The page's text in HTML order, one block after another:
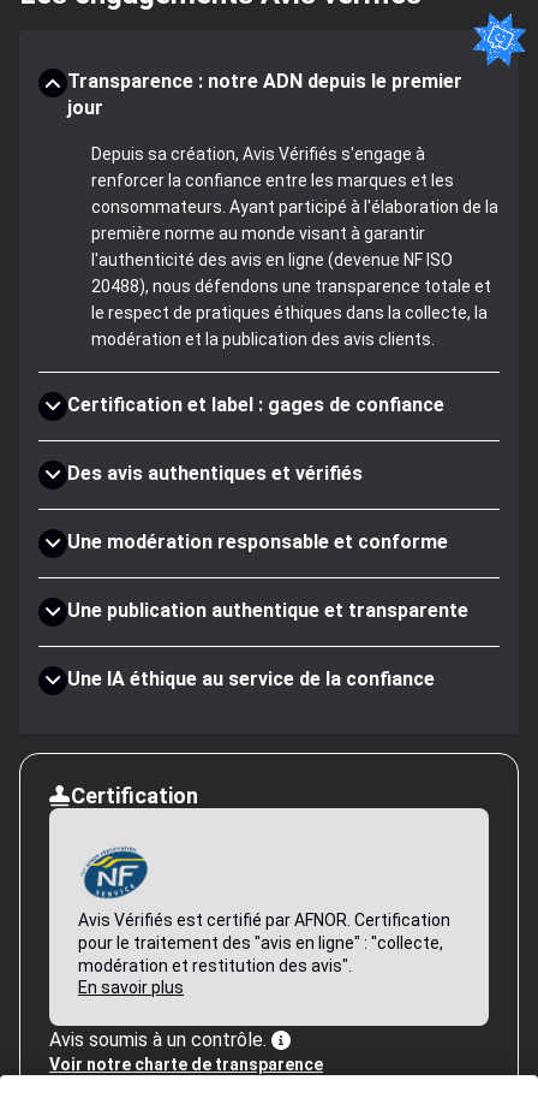
Transparence : notre ADN depuis le premier
jour
Depuis sa création, Avis Vérifiés s'engage à
renforcer la confiance entre les marques et les
consommateurs. Ayant participé à l'élaboration de la
première norme au monde visant à garantir
l'authenticité des avis en ligne (devenue NF ISO
20488), nous défendons une transparence totale et
le respect de pratiques éthiques dans la collecte, la
modération et la publication des avis clients.
Certification et label : gages de confiance
Des avis authentiques et vérifiés
Une modération responsable et conforme
Une publication authentique et transparente
Une IA éthique au service de la confiance
Certification
Avis Vérifiés est certifié par AFNOR. Certification
pour le traitement des "avis en ligne" : "collecte,
modération et restitution des avis".
En savoir plus
Avis soumis à un contrôle.
Voir notre charte de transparence